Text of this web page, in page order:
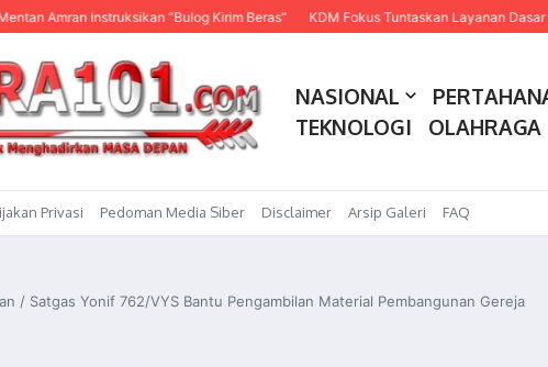
Instruksikan “Bulog Kirim Beras” KDM Fokus Tuntaskan Layanan Dasar dan
NASIONAL
TEKNOLOGI
OLAHRAGA
Privasi Pedoman Media Siber Disclaimer Arsip Galeri FAQ
/ Satgas Yonif 762/VYS Bantu Pengambilan Material Pembangunan Gereja